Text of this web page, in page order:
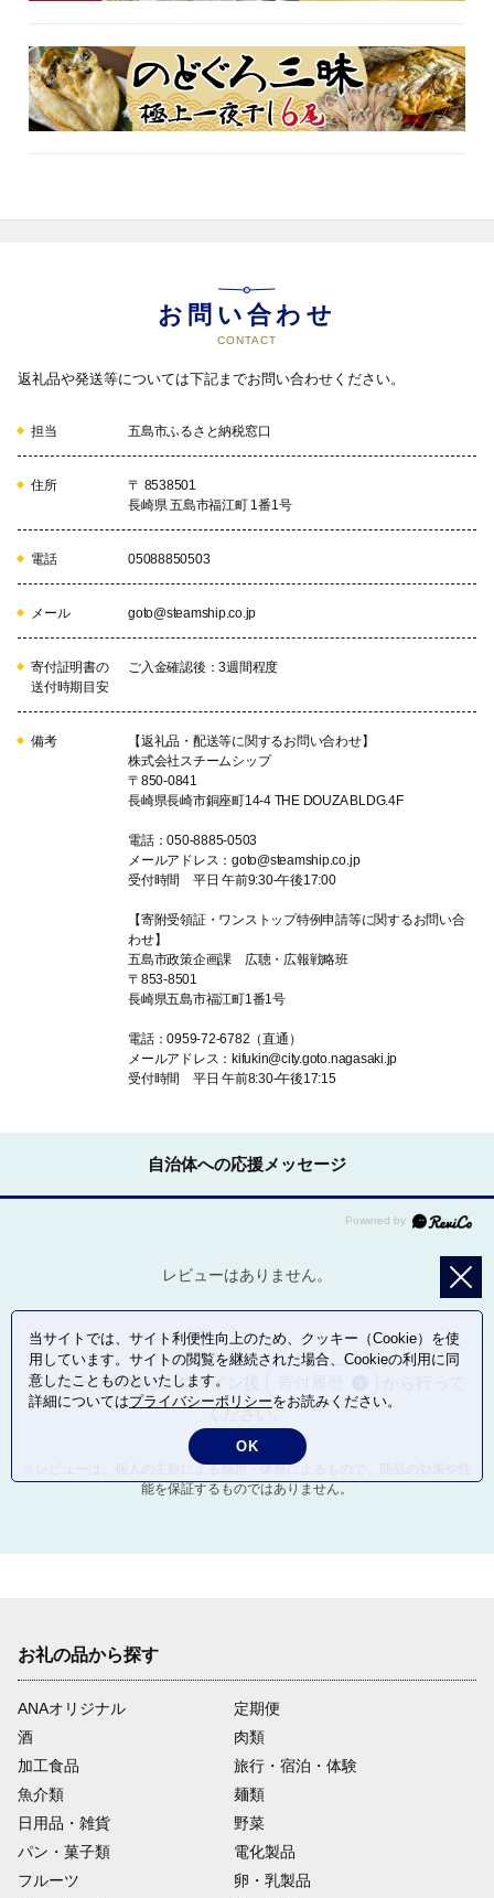
お問い合わせ
CONTACT
返礼品や発送等については下記までお問い合わせください。
担当 五島市ふるさと納税窓口
住所
〒 8538501
長崎県 五島市福江町 1番1号
電話 05088850503
メール goto@steamship.co.jp
寄付証明書の
送付時期目安
ご入金確認後：3週間程度
備考
【返礼品・配送等に関するお問い合わせ】
株式会社スチームシップ
〒850-0841
長崎県長崎市銅座町14-4 THE DOUZA BLDG.4F
電話：050-8885-0503
メールアドレス：goto@steamship.co.jp
受付時間 平日 午前9:30-午後17:00
【寄附受領証・ワンストップ特例申請等に関するお問い合
わせ】
五島市政策企画課 広聴・広報戦略班
〒853-8501
長崎県五島市福江町1番1号
電話：0959-72-6782（直通）
メールアドレス：kifukin@city.goto.nagasaki.jp
受付時間 平日 午前8:30-午後17:15
自治体への応援メッセージ
レビューはありません。
レビューの投稿は、ログイン後
ください。
※レビューは、個人の主観による感想・体感によるもので、商品の効果や性
能を保証するものではありません。
お礼の品から探す
ANAオリジナル
定期便
酒
肉類
加工食品
旅行・宿泊・体験
魚介類
麺類
日用品・雑貨
野菜
パン・菓子類
電化製品
フルーツ
卵・乳製品
当サイトでは、サイト利便性向上のため、クッキー（Cookie）を使
用しています。サイトの閲覧を継続された場合、Cookieの利用に同
意したことものといたします。
詳細についてはプライバシーポリシーをお読みください。
OK